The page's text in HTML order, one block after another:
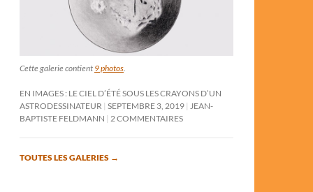
Cette galerie contient 9 photos
EN IMAGES : LE CIEL D’ÉTÉ SOUS LES CRAYONS D’UN
ASTRODESSINATEUR SEPTEMBRE 3, 2019
JEAN-
BAPTISTE FELDMANN
2 COMMENTAIRES
TOUTES LES GALERIES →